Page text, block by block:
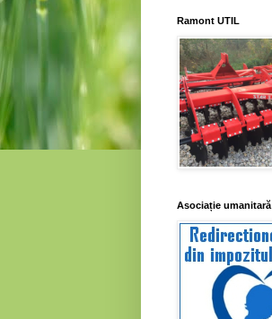
Ramont UTIL
Asociație umanitară